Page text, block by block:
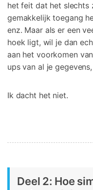
het feit dat het slechts
gemakkelijk toegang
enz. Maar als er een
hoek ligt, wil je dan
aan het voorkomen
ups van al je
Ik dacht het niet.
Deel 2: Hoe